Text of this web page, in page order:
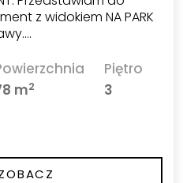
z widokiem NA PARK
m2
Piętro
3